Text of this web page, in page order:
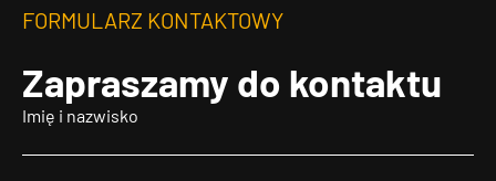
FORMULARZ KONTAKTOWY
Zapraszamy do kontaktu